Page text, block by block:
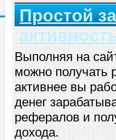
Простой
Выполняя на
можно получать
активнее вы
денег
рефералов и
дохода.